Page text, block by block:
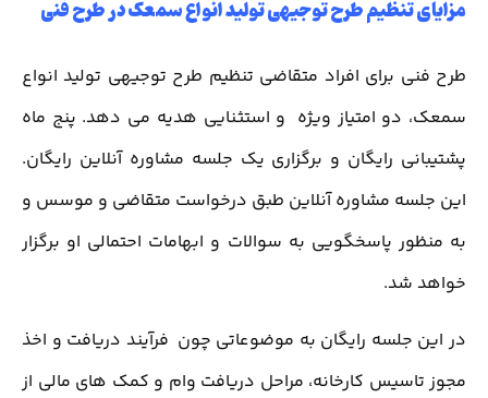
مزایای تنظیم طرح توجیهی تولید انواع سمعک در طرح فنی
طرح فنی برای افراد متقاضی تنظیم طرح توجیهی تولید انواع
سمعک، دو امتیاز ویژه و استثنایی هدیه می دهد. پنج ماه
پشتیبانی رایگان و برگزاری یک جلسه مشاوره آنلاین رایگان.
این جلسه مشاوره آنلاین طبق درخواست متقاضی و موسس و
به منظور پاسخگویی به سوالات و ابهامات احتمالی او برگزار
خواهد شد.
در این جلسه رایگان به موضوعاتی چون فرآیند دریافت و اخذ
مجوز تاسیس کارخانه، مراحل دریافت وام و کمک های مالی از